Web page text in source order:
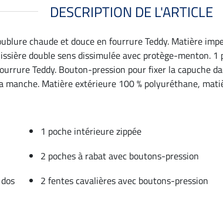
DESCRIPTION DE L'ARTICLE
chaude et douce en fourrure Teddy. Matière
double sens dissimulée avec protège-menton.
Teddy. Bouton-pression pour fixer la capuche
Matière extérieure 100 % polyuréthane,
1 poche intérieure zippée
2 poches à rabat avec boutons-pression
2 fentes cavalières avec boutons-pression